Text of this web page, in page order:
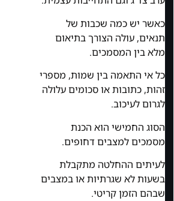
כאשר יש כמה שכבות של
תנאים, עולה הצורך בתיאום
מלא בין המסמכים.
כל אי התאמה בין שמות, מספרי
זהות, כתובות או סכומים עלולה
לגרום לעיכוב.
הסוג החמישי הוא הכנת
מסמכים למצבים דחופים.
לעיתים ההחלטה מתקבלת
בשעות לא שגרתיות או במצבים
שבהם הזמן קריטי.